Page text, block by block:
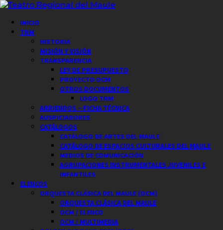
Saltar
contenido
Menú
principal
INICIO
TRM
HISTORIA
MISIÓN Y VISIÓN
TRANSPARENCIA
LEY DE PRESUPUESTO
PROYECTO OCM
OTROS DOCUMENTOS
LOGO TRM
ARRIENDOS – FICHA TÉCNICA
AUSPICIADORES
CATÁLOGOS
CATÁLOGO DE ARTES DEL MAULE
CATÁLOGO DE ESPACIOS CULTURALES DEL MAULE
MEDIOS DE COMUNICACIÓN
AGRUPACIONES INSTRUMENTALES JUVENILES E
INFANTILES
ELENCOS
ORQUESTA CLÁSICA DEL MAULE (OCM)
ORQUESTA CLÁSICA DEL MAULE
OCM / ELENCO
OCM / MULTIMEDIA